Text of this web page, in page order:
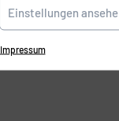
Einstellungen
Impressum